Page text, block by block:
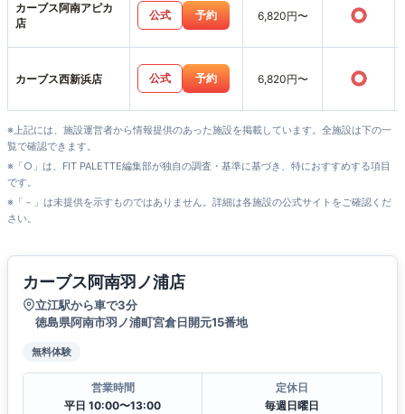
カーブス阿南アピカ
店
公式 予約 6,820円〜 ○
カーブス西新浜店 公式 予約 6,820円〜 ○
※上記には、施設運営者から情報提供のあった施設を掲載しています。全施設は下の一
覧で確認できます。
※「○」は、FIT PALETTE編集部が独自の調査・基準に基づき、特におすすめする項目
です。
※「－」は未提供を示すものではありません。詳細は各施設の公式サイトをご確認くだ
さい。
カーブス阿南羽ノ浦店
立江駅から車で3分
徳島県阿南市羽ノ浦町宮倉日開元15番地
無料体験
営業時間
平日 10:00〜13:00
定休日
毎週日曜日